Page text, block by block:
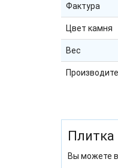
Фактура
Цвет камня
Вес
Плитка
Вы можете